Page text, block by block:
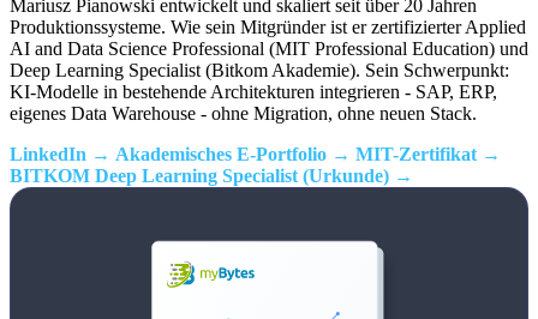
Mariusz Pianowski entwickelt und skaliert seit über 20 Jahren
Produktionssysteme. Wie sein Mitgründer ist er zertifizierter Applied
AI and Data Science Professional (MIT Professional Education) und
Deep Learning Specialist (Bitkom Akademie). Sein Schwerpunkt:
KI-Modelle in bestehende Architekturen integrieren - SAP, ERP,
eigenes Data Warehouse - ohne Migration, ohne neuen Stack.
LinkedIn
Akademisches E-Portfolio
MIT-Zertifikat
BITKOM Deep Learning Specialist (Urkunde)